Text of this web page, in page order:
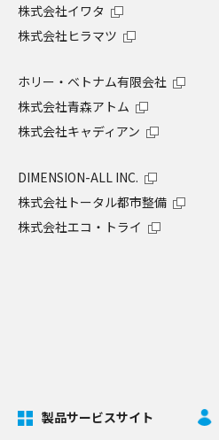
株式会社イワタ
株式会社ヒラマツ
ホリー・ベトナム有限会社
株式会社青森アトム
株式会社キャディアン
DIMENSION-ALL INC.
株式会社トータル都市整備
株式会社エコ・トライ
製品サービスサイト